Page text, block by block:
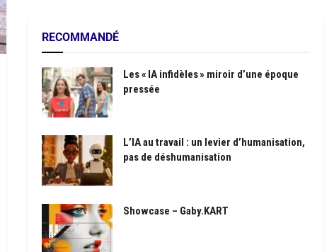
RECOMMANDÉ
Les « IA infidèles » miroir d’une époque
pressée
L’IA au travail : un levier d’humanisation,
pas de déshumanisation
Showcase – Gaby.KART